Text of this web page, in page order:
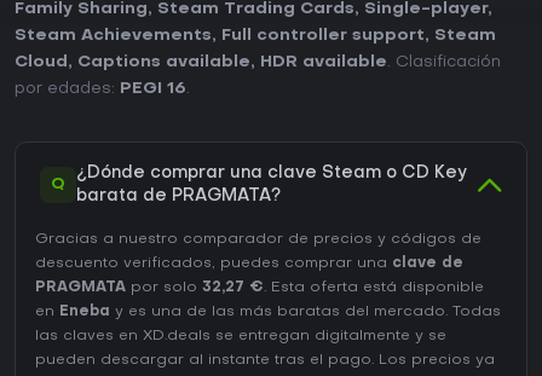
Family Sharing, Steam Trading Cards, Single-player,
Steam Achievements, Full controller support, Steam
Cloud , Captions available, HDR available. Clasificación
por edades:
PEGI 16.
Q
¿Dónde comprar una clave Steam o CD Key
barata de PRAGMATA?
Gracias a nuestro comparador de precios y códigos de
descuento verificados, puedes comprar una clave de
PRAGMATA por solo 32,27 €. Esta oferta está disponible
en Eneba y es una de las más baratas del mercado. Todas
las claves en XD.deals se entregan digitalmente y se
pueden descargar al instante tras el pago. Los precios ya